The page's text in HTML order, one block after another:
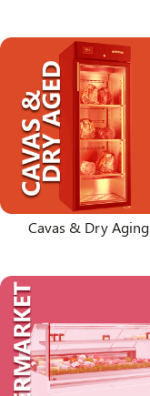
Cavas & Dry Aging